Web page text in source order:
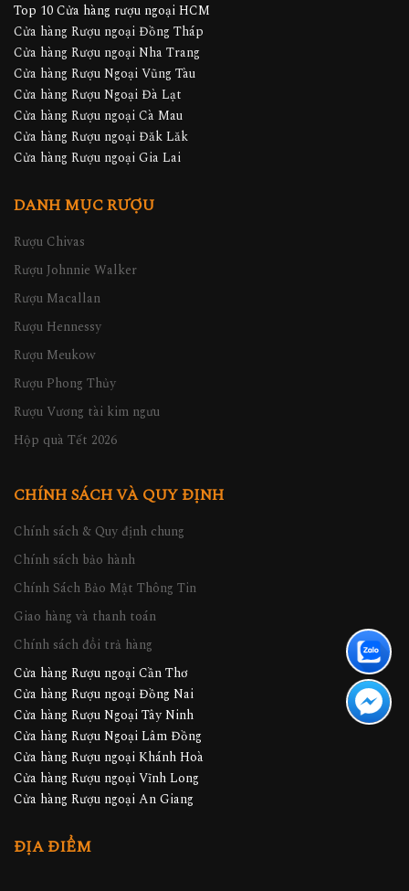
Top 10 Cửa hàng rượu ngoại HCM
Cửa hàng Rượu ngoại Đồng Tháp
Cửa hàng Rượu ngoại Nha Trang
Cửa hàng Rượu Ngoại Vũng Tàu
Cửa hàng Rượu Ngoại Đà Lạt
Cửa hàng Rượu ngoại Cà Mau
Cửa hàng Rượu ngoại Đăk Lăk
Cửa hàng Rượu ngoại Gia Lai
DANH MỤC RƯỢU
Rượu Chivas
Rượu Johnnie Walker
Rượu Macallan
Rượu Hennessy
Rượu Meukow
Rượu Phong Thủy
Rượu Vương tài kim ngưu
Hộp quà Tết 2026
CHÍNH SÁCH VÀ QUY ĐỊNH
Chính sách & Quy định chung
Chính sách bảo hành
Chính Sách Bảo Mật Thông Tin
Giao hàng và thanh toán
Chính sách đổi trả hàng
Cửa hàng Rượu ngoại Cần Thơ
Cửa hàng Rượu ngoại Đồng Nai
Cửa hàng Rượu Ngoại Tây Ninh
Cửa hàng Rượu Ngoại Lâm Đồng
Cửa hàng Rượu ngoại Khánh Hoà
Cửa hàng Rượu ngoại Vĩnh Long
Cửa hàng Rượu ngoại An Giang
ĐỊA ĐIỂM